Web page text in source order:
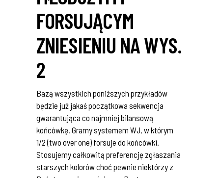
FORSUJĄCYM
ZNIESIENIU NA WYS.
2
Bazą wszystkich poniższych przykładów
będzie już jakaś początkowa sekwencja
gwarantująca co najmniej bilansową
końcówkę. Gramy systemem WJ, w którym
1/2 (two over one) forsuje do końcówki.
Stosujemy całkowitą preferencję zgłaszania
starszych kolorów choć pewnie niektórzy z